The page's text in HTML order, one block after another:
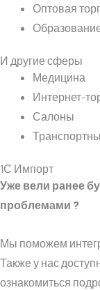
Оптовая
И другие сферы
Медицина
Интернет-
Салоны
1С Импорт
Уже вели ранее
проблемами ?
Мы поможем
Также у нас
ознакомиться